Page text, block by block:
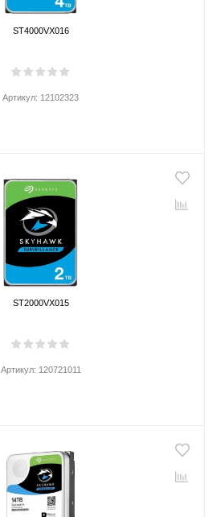
ST4000VX016
Артикул: 12102323
ST2000VX015
Артикул: 120721011